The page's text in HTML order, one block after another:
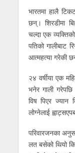
भारतमा हालै
छन्। शिरडीमा
चल्दा एक
पतिको गालीबाट
आत्महत्या गरेकी
२४ वर्षीया एक
भनेर गाली
विष पिएर
लोग्नेलाई
परिवारजनका
लत बसेको थियो